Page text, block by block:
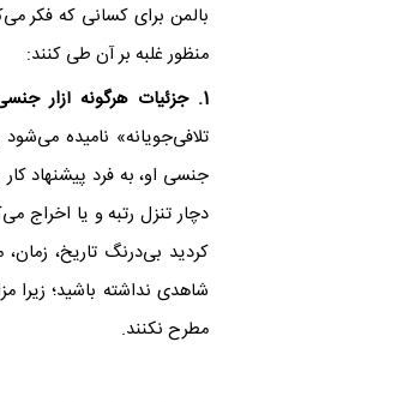
منظور غلبه بر آن طی کنند:
1. جزئیات هرگونه آزار جنسی تلافی‌جویانه را مستند کنید.
تلافی‌جویانه» نامیده
جنسی‌ او، به فرد پیشنهاد
دچار تنزل رتبه و یا اخراج
کردید بی‌درنگ تاریخ،
شاهدی نداشته باشید؛ زیرا
مطرح نکنند.